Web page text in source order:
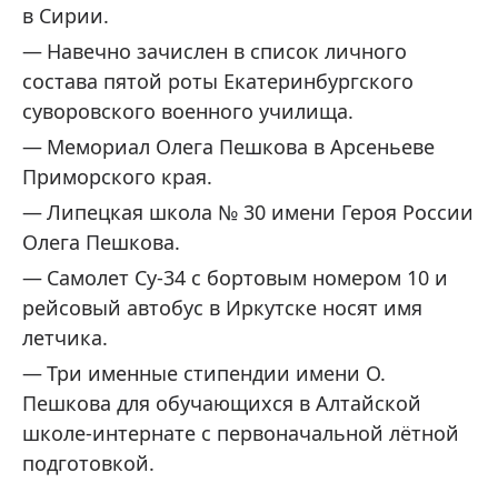
в Сирии.
Навечно зачислен в список личного
состава пятой роты Екатеринбургского
суворовского военного училища.
Мемориал Олега Пешкова в Арсеньеве
Приморского края.
Липецкая школа № 30 имени Героя России
Олега Пешкова.
Самолет Су-34 с бортовым номером 10 и
рейсовый автобус в Иркутске носят имя
летчика.
Три именные стипендии имени О.
Пешкова для обучающихся в Алтайской
школе-интернате с первоначальной лётной
подготовкой.